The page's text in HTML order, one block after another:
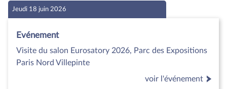
Jeudi 18 juin 2026
Evénement
Visite du salon Eurosatory 2026, Parc des Expositions
Paris Nord Villepinte
voir l'événement